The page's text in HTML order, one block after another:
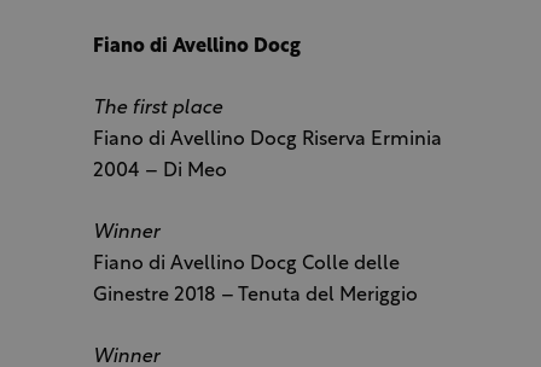
Fiano di Avellino Docg
The first place
Fiano di Avellino Docg Riserva Erminia
2004 – Di Meo
Winner
Fiano di Avellino Docg Colle delle
Ginestre 2018 – Tenuta del Meriggio
Winner